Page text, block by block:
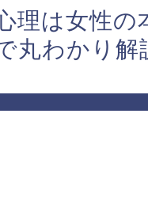
理は女性の
丸わかり解